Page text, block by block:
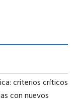
criterios críticos
con nuevos